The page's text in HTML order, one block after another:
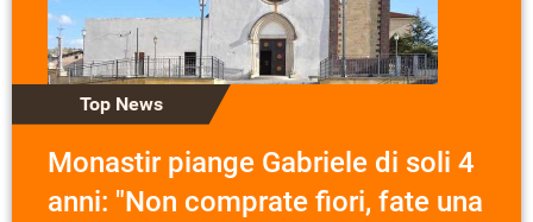
Top News
Monastir piange Gabriele di soli 4
anni: "Non comprate fiori, fate una